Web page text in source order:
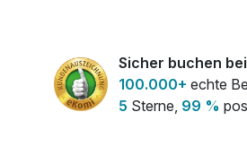
pro PersonSicher buchen
100.000+ echte
5 Sterne, 99 %